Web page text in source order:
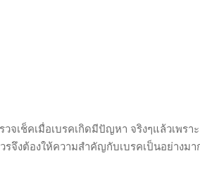
เช็คเมื่อเบรคเกิดมีปัญหา จริงๆแล้วเพราะ
จึงต้องให้ความสำคัญกับเบรคเป็นอย่างมา